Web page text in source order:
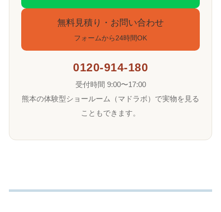
無料見積り・お問い合わせ
フォームから24時間OK
0120-914-180
受付時間 9:00〜17:00
熊本の体験型ショールーム（マドラボ）で実物を見る
こともできます。